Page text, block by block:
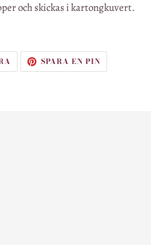
och skickas i kartongkuvert.
TWITTRA
TWITTER
SPARA EN PIN
PIN